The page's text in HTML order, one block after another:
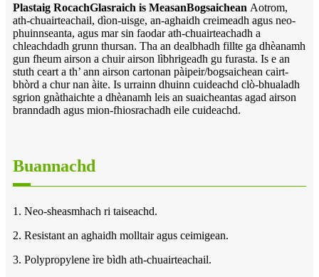
Plastaig RocachGlasraich is MeasanBogsaichean Aotrom,
ath-chuairteachail, dìon-uisge, an-aghaidh creimeadh agus neo-
phuinnseanta, agus mar sin faodar ath-chuairteachadh a
chleachdadh grunn thursan. Tha an dealbhadh fillte ga dhèanamh
gun fheum airson a chuir airson lìbhrigeadh gu furasta. Is e an
stuth ceart a th’ ann airson cartonan pàipeir/bogsaichean cairt-
bhòrd a chur nan àite. Is urrainn dhuinn cuideachd clò-bhualadh
sgrion gnàthaichte a dhèanamh leis an suaicheantas agad airson
branndadh agus mion-fhiosrachadh eile cuideachd.
Buannachd
1. Neo-sheasmhach ri taiseachd.
2. Resistant an aghaidh molltair agus ceimigean.
3. Polypropylene ìre bìdh ath-chuairteachail.